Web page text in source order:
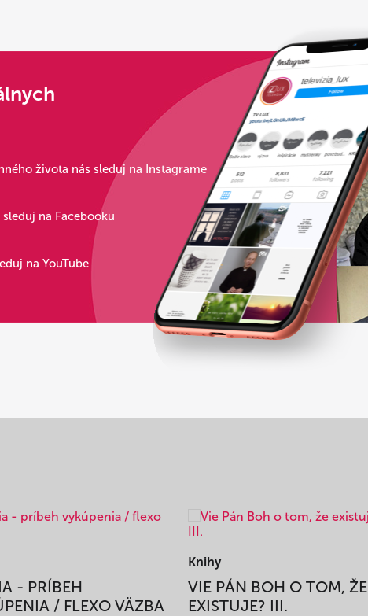
života nás sleduj na Instagrame
na Facebooku
na YouTube
- PRÍBEH
/ FLEXO VÄZBA
Knihy
VIE PÁN BOH O TOM, ŽE
EXISTUJE? III.